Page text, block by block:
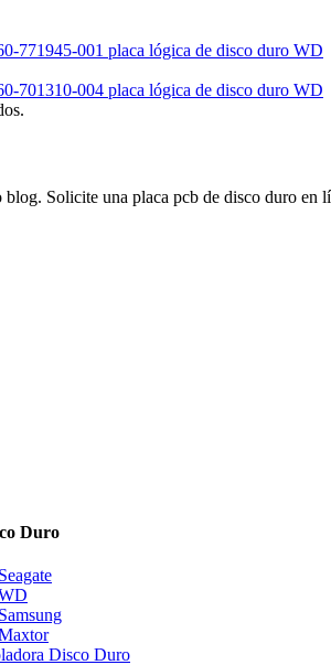
771945-001 placa lógica de disco duro WD
701310-004 placa lógica de disco duro WD
blog. Solicite una placa pcb de disco duro en
Duro
Disco Duro